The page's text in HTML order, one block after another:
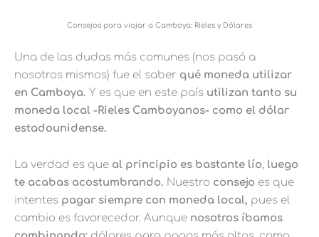
Consejos para viajar a Camboya: Rieles y Dólares
Una de las dudas más comunes (nos pasó a
nosotros mismos) fue el saber qué moneda utilizar
en Camboya. Y es que en este país utilizan tanto su
moneda local -Rieles Camboyanos- como el dólar
estadounidense.
La verdad es que al principio es bastante lío, luego
te acabas acostumbrando. Nuestro consejo es que
intentes pagar siempre con moneda local, pues el
cambio es favorecedor. Aunque nosotros íbamos